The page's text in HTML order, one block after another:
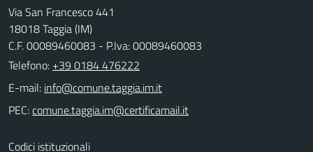
Via San Francesco 441
18018 Taggia (IM)
C.F. 00089460083 - P.Iva: 00089460083
Telefono: +39 0184 476222
E-mail:
PEC:
Codici istituzionali